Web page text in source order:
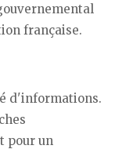
française.
d'informations.
pour un